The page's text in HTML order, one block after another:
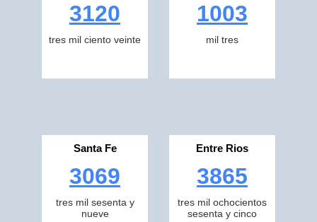
3120
tres mil ciento veinte
1003
mil tres
Santa Fe
3069
tres mil sesenta y
nueve
Entre Rios
3865
tres mil ochocientos
sesenta y cinco